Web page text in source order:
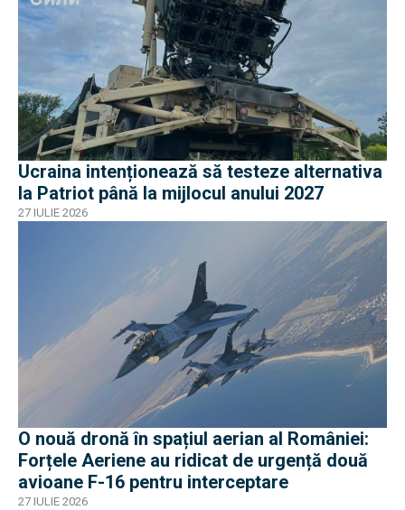
Ucraina intenționează să testeze alternativa
la Patriot până la mijlocul anului 2027
27 IULIE 2026
O nouă dronă în spațiul aerian al României:
Forțele Aeriene au ridicat de urgență două
avioane F-16 pentru interceptare
27 IULIE 2026